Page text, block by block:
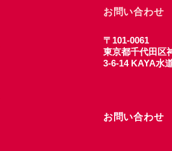
お問い合わせ
〒101-0061
東京都千代田区
3-6-14 KAYA水
お問い合わせ